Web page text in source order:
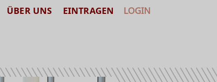
ÜBER UNS EINTRAGEN LOGIN